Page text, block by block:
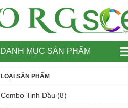
DANH MỤC SẢN PHẨM
LOẠI SẢN PHẨM
Combo Tinh Dầu (8)